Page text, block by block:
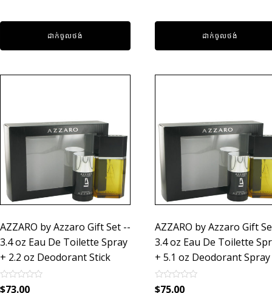
ដាក់ចូលថង់ ដាក់ចូលថង់
AZZARO by Azzaro Gift Set --
3.4 oz Eau De Toilette Spray
+ 2.2 oz Deodorant Stick
Rated
$73.00
AZZARO by Azzaro Gift
3.4 oz Eau De Toilette
+ 5.1 oz Deodorant Spray
Rated
$75.00